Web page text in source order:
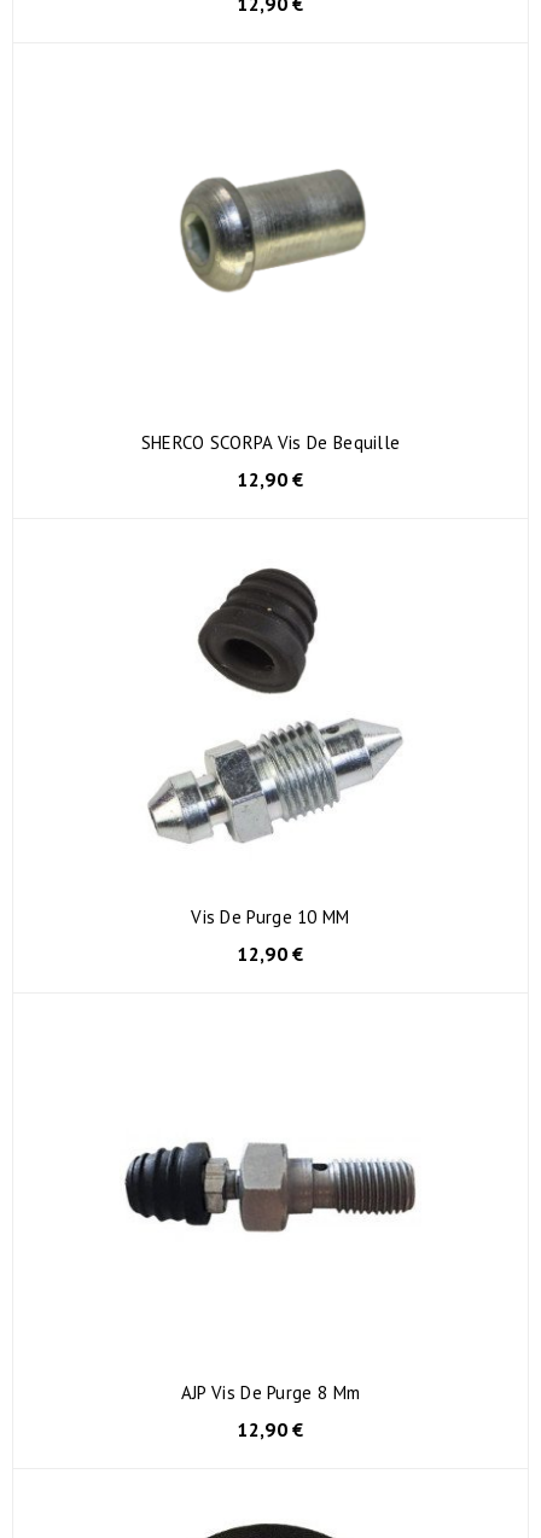
SHERCO SCORPA Vis De Bequille
12,90 €
Vis De Purge 10 MM
12,90 €
AJP Vis De Purge 8 Mm
12,90 €